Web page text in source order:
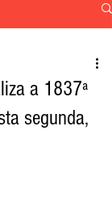
a 1837ª
segunda,